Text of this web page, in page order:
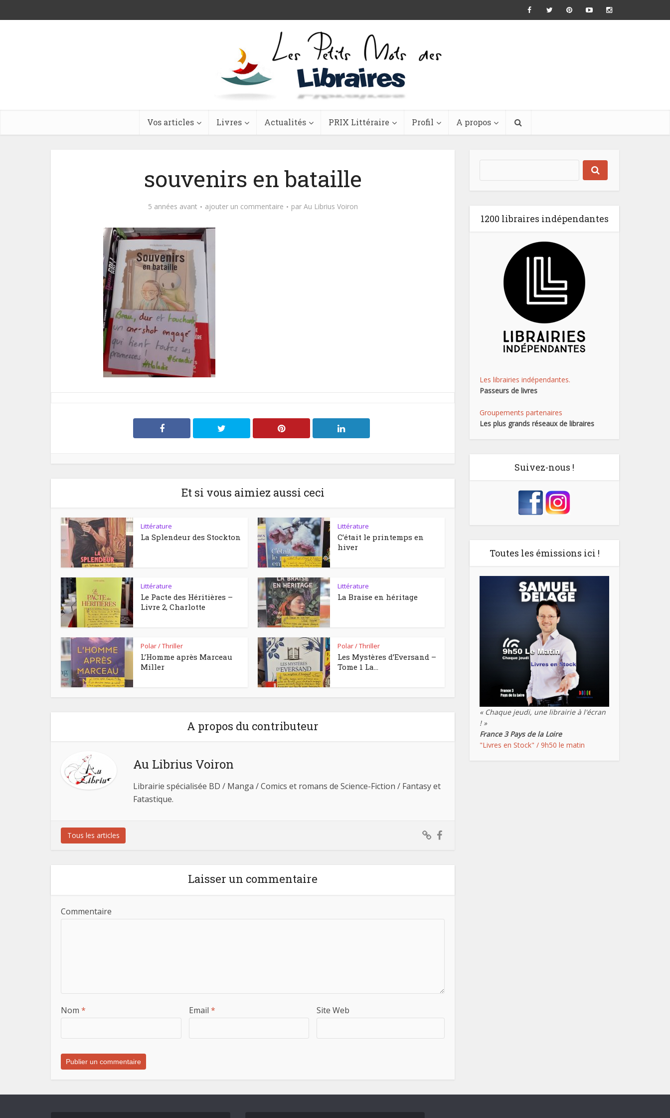
Vos articles Livres Actualités PRIX Littéraire Profil A propos
souvenirs en bataille
5 années avant ajouter un commentaire par Au Librius Voiron
Et si vous aimiez aussi ceci
Littérature
La Splendeur des Stockton
Littérature
C’était le printemps en
hiver
Littérature
Le Pacte des Héritières –
Livre 2, Charlotte
Littérature
La Braise en héritage
Polar / Thriller
L’Homme après Marceau
Miller
Polar / Thriller
Les Mystères d’Eversand –
Tome 1 La...
A propos du contributeur
Au Librius Voiron
Librairie spécialisée BD / Manga / Comics et romans de Science-Fiction / Fantasy et
Fatastique.
Tous les articles
Laisser un commentaire
Commentaire
Nom * Email * Site Web
1200 libraires indépendantes
Les librairies indépendantes.
Passeurs de livres
Groupements partenaires
Les plus grands réseaux de libraires
Suivez-nous !
Toutes les émissions ici !
« Chaque jeudi, une librairie à l'écran
! »
France 3 Pays de la Loire
"Livres en Stock" / 9h50 le matin